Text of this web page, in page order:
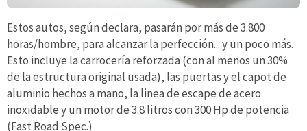
Estos autos, según declara, pasarán por más de 3.800
horas/hombre, para alcanzar la perfección... y un poco más.
Esto incluye la carrocería reforzada (con al menos un 30%
de la estructura original usada), las puertas y el capot de
aluminio hechos a mano, la linea de escape de acero
inoxidable y un motor de 3.8 litros con 300 Hp de potencia
(Fast Road Spec.)